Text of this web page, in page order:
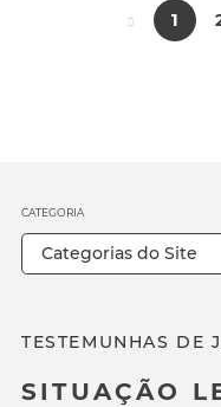
1
TESTEMUNHAS DE
SITUAÇÃO
CATEGORIA
Categorias do Site